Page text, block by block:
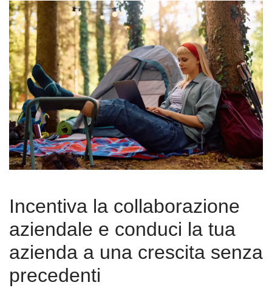
Incentiva la collaborazione
aziendale e conduci la tua
azienda a una crescita senza
precedenti